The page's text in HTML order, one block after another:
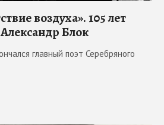
воздуха». 105 лет
Блок
главный поэт Серебряного